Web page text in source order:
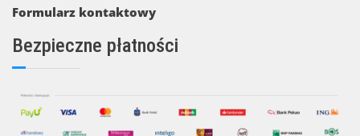
Formularz kontaktowy
Bezpieczne płatności